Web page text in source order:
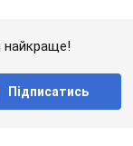
найкраще!
Підписатись